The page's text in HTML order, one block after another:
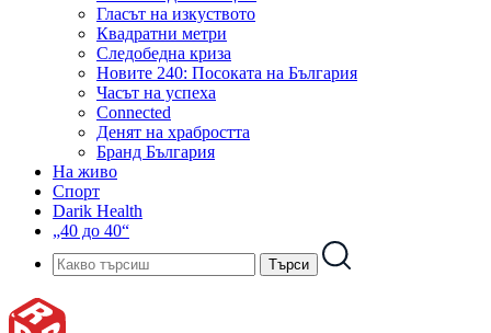
Гласът на изкуството
Квадратни метри
Следобедна криза
Новите 240: Посоката на България
Часът на успеха
Connected
Денят на храбростта
Бранд България
На живо
Спорт
Darik Health
„40 до 40“